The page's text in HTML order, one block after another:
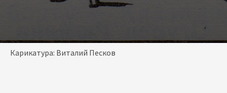
Карикатура: Виталий Песков